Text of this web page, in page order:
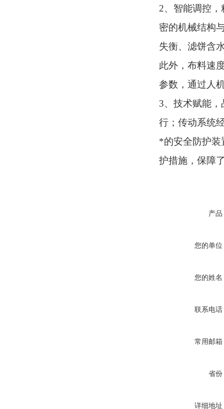
2、 智能调控，
密的机械结构
失衡、滤饼含
此外，布料速
参数，通过人
3、 技术赋能，
行；传动系统
*的安全防护装
护措施，保障
产品
您的单位
您的姓名
联系电话
常用邮箱
省份
详细地址